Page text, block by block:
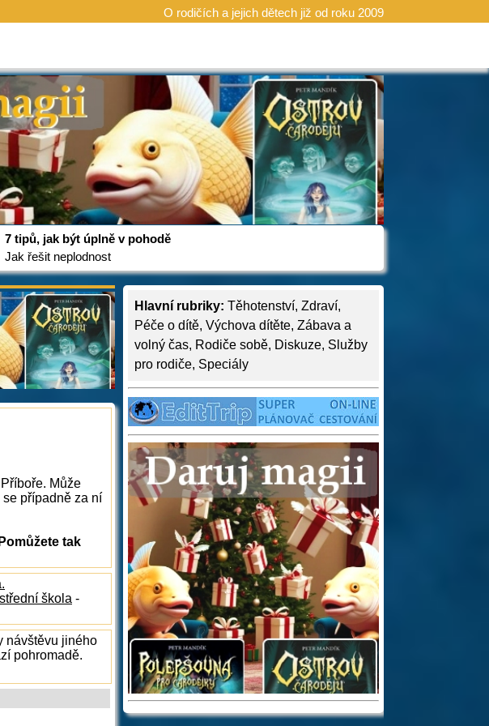
O rodičích a jejich dětech již od roku 2009
7 tipů, jak být úplně v pohodě
Jak řešit neplodnost
Hlavní rubriky: Těhotenství, Zdraví,
Péče o dítě, Výchova dítěte, Zábava a
volný čas, Rodiče sobě, Diskuze, Služby
pro rodiče, Speciály
Může
případně za ní
tak
střední škola -
návštěvu jiného
pohromadě.